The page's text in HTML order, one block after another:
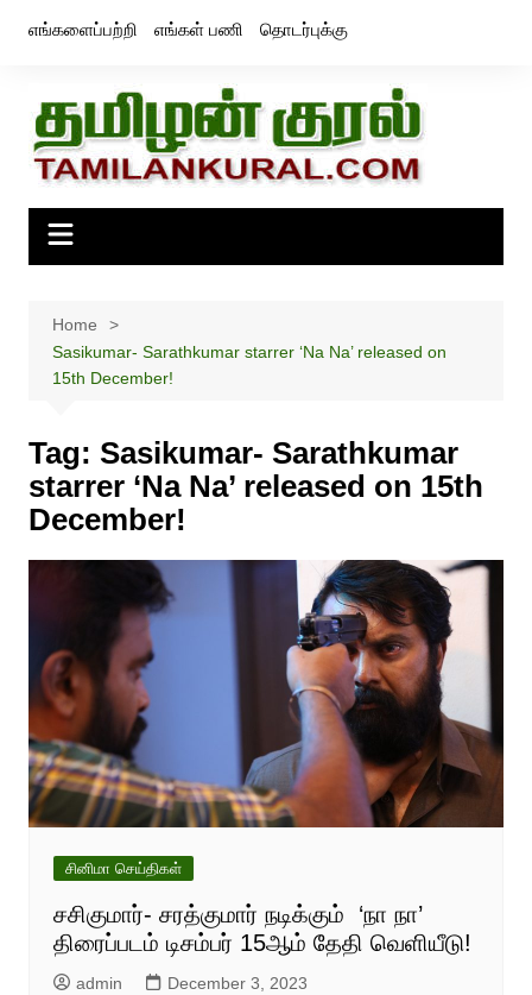
எங்களைப்பற்றி எங்கள் பணி தொடர்புக்கு
Home
Sasikumar- Sarathkumar starrer ‘Na Na’ released on
15th December!
Tag: Sasikumar- Sarathkumar
starrer ‘Na Na’ released on 15th
December!
சினிமா செய்திகள்
சசிகுமார்- சரத்குமார் நடிக்கும் ‘நா நா’
திரைப்படம் டிசம்பர் 15ஆம் தேதி வெளியீடு!
admin December 3, 2023